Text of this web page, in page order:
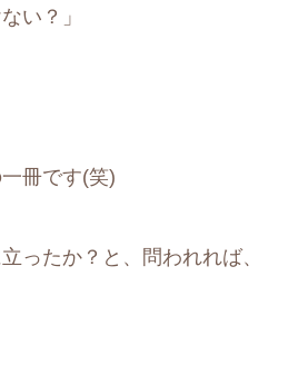
い？」
冊です(笑)
ったか？と、問われれば、